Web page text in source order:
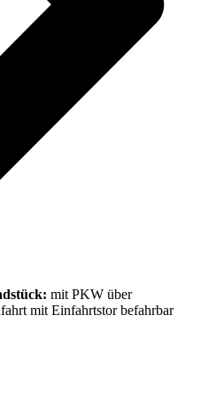
mit PKW über
mit Einfahrtstor befahrbar